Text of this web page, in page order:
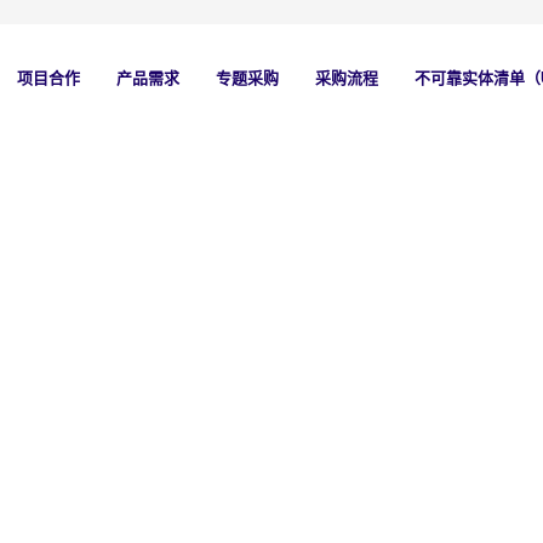
项目合作 产品需求 专题采购 采购流程 不可靠实体清单